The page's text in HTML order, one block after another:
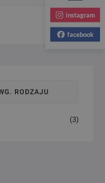
(3)
RODZAJU
(3)
instagram
facebook